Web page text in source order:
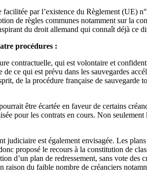
facilitée par l’existence du Règlement
de règles communes notamment sur la
du droit allemand qui connaît déjà
procédures :
contractuelle, qui est volontaire et
de ce qui est prévu dans les sauvegardes
de la procédure française de
être écartée en faveur de certains
pour les contrats en cours. Non
judiciaire est également envisagée. Les
proposé le recours à la constitution de
d’un plan de redressement, sans vote
raison du faible nombre de créanciers